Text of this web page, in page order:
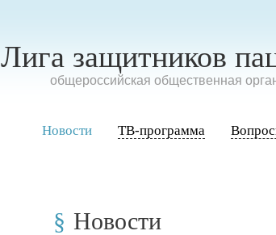
Лига защитников
oбщероссийская общественная
Новости ТВ-программа
Новости